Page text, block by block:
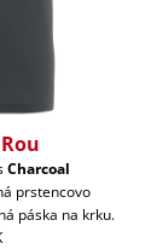
Charcoal
prstencovo
páska na krku.